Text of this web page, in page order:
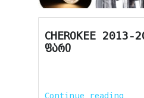
CHEROKEE 2013-
ფარი
Continue reading